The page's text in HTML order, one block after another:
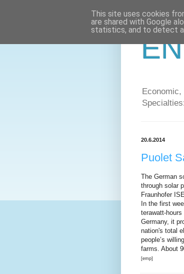
20.6.2014
Puolet
The German
through solar
Fraunhofer
In the first
terawatt-
Germany, it
nation's total
people’s
farms. About
[emp]
This site uses cookies
are shared with Google
statistics, and to detect